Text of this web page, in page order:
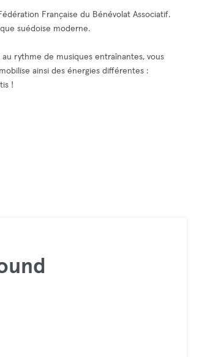
Française du Bénévolat Associatif.
suédoise moderne.
rythme de musiques entraînantes, vous
ainsi des énergies différentes :
!